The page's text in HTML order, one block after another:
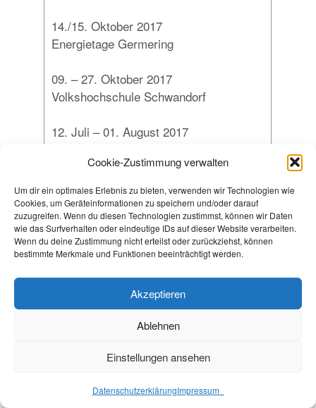
Cookie-Zustimmung verwalten
Um dir ein optimales Erlebnis zu bieten, verwenden wir Technologien wie
Cookies, um Geräteinformationen zu speichern und/oder darauf
zuzugreifen. Wenn du diesen Technologien zustimmst, können wir Daten
wie das Surfverhalten oder eindeutige IDs auf dieser Website verarbeiten.
Wenn du deine Zustimmung nicht erteilst oder zurückziehst, können
bestimmte Merkmale und Funktionen beeinträchtigt werden.
Akzeptieren
Ablehnen
Einstellungen ansehen
DatenschutzerklärungImpressum_
14./15. Oktober 2017
Energietage Germering
09. – 27. Oktober 2017
Volkshochschule Schwandorf
12. Juli – 01. August 2017
28./29. Juni 2017
Clean Energy Building, Messe
Karlsruhe
26. Juni – 10. Juli 2017
31. Mai – 02. Juni 2017
Intersolar 2017, Messe München
06. – 09. April 2017
Messe Augsburg